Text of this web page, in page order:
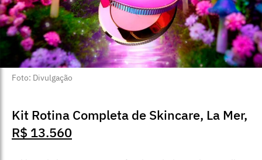
Foto: Divulgação
Kit Rotina Completa de Skincare, La Mer,
R$ 13.560